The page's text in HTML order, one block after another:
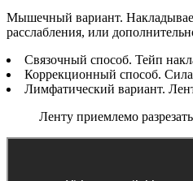
Мышечный вариант.
расслабления, или
Связочный способ. Тейп
Коррекционный способ.
Лимфатический вариант.
Ленту приемлемо